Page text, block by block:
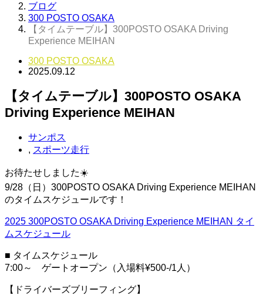
ブログ
300 POSTO OSAKA
【タイムテーブル】300POSTO OSAKA Driving
Experience MEIHAN
300 POSTO OSAKA
2025.09.12
【タイムテーブル】300POSTO OSAKA
Driving Experience MEIHAN
サンポス
, スポーツ走行
お待たせしました☀️
9/28（日）300POSTO OSAKA Driving Experience MEIHAN
のタイムスケジュールです！
2025 300POSTO OSAKA Driving Experience MEIHAN タイ
ムスケジュール
■ タイムスケジュール
7:00～ ゲートオープン（入場料¥500-/1人）
【ドライバーズブリーフィング】